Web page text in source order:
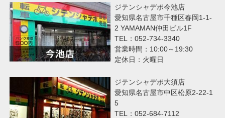
ジテンシャデポ今池店
愛知県名古屋市千種区春岡1-1-
2 YAMAMAN仲田ビル1F
TEL：052-734-3340
営業時間：10:00～19:30
定休日：火曜日
ジテンシャデポ大須店
愛知県名古屋市中区松原2-22-1
5
TEL：052-684-7112